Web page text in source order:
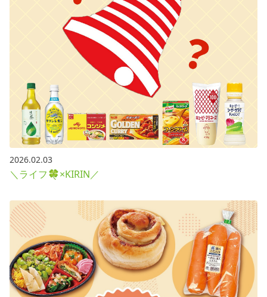
2026.02.03
＼ライフ🍀×KIRIN／